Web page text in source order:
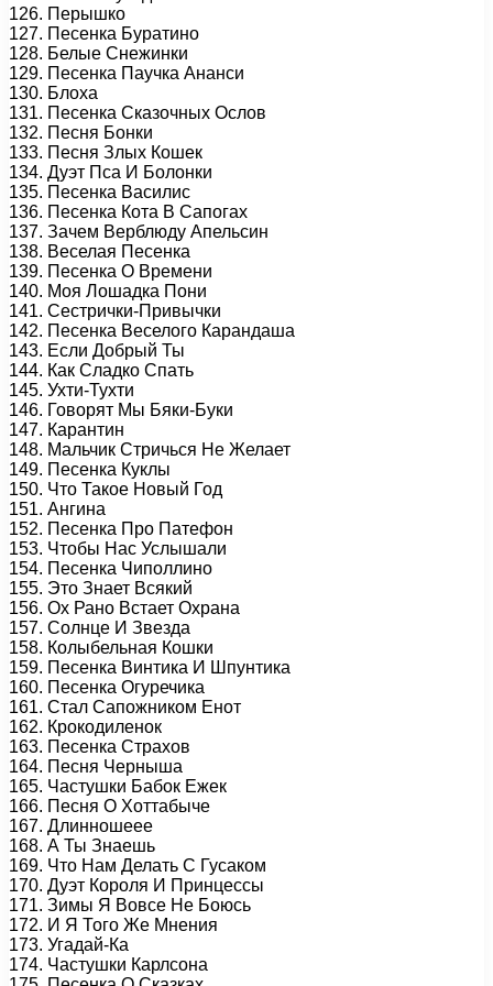
126. Перышко
127. Песенка Буратино
128. Белые Снежинки
129. Песенка Паучка Ананси
130. Блоха
131. Песенка Сказочных Ослов
132. Песня Бонки
133. Песня Злых Кошек
134. Дуэт Пса И Болонки
135. Песенка Василис
136. Песенка Кота В Сапогах
137. Зачем Верблюду Апельсин
138. Веселая Песенка
139. Песенка О Времени
140. Моя Лошадка Пони
141. Сестрички-Привычки
142. Песенка Веселого Карандаша
143. Если Добрый Ты
144. Как Сладко Спать
145. Ухти-Тухти
146. Говорят Мы Бяки-Буки
147. Карантин
148. Мальчик Стричься Не Желает
149. Песенка Куклы
150. Что Такое Новый Год
151. Ангина
152. Песенка Про Патефон
153. Чтобы Нас Услышали
154. Песенка Чиполлино
155. Это Знает Всякий
156. Ох Рано Встает Охрана
157. Солнце И Звезда
158. Колыбельная Кошки
159. Песенка Винтика И Шпунтика
160. Песенка Огуречика
161. Стал Сапожником Енот
162. Крокодиленок
163. Песенка Страхов
164. Песня Черныша
165. Частушки Бабок Ежек
166. Песня О Хоттабыче
167. Длинношеее
168. А Ты Знаешь
169. Что Нам Делать С Гусаком
170. Дуэт Короля И Принцессы
171. Зимы Я Вовсе Не Боюсь
172. И Я Того Же Мнения
173. Угадай-Ка
174. Частушки Карлсона